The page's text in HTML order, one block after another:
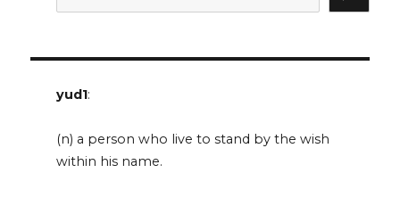
yud1:
(n) a person who live to stand by the wish
within his name.